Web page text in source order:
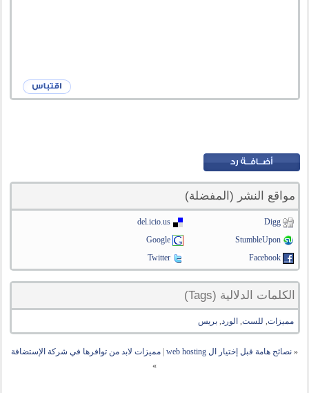
مواقع النشر (المفضلة)
Digg
del.icio.us
StumbleUpon
Google
Facebook
Twitter
الكلمات الدلالية (Tags)
مميزات, للست, الورد,بريس
« نصائح هامة قبل إختيار ال web hosting
مميزات لابد من توافرها في شركة الإستضافة
»